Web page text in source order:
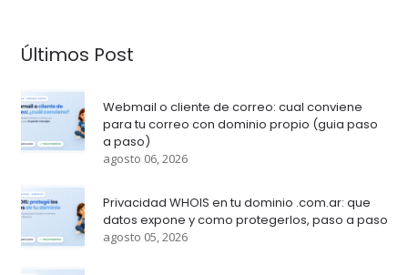
Últimos Post
Webmail o cliente de correo: cual conviene
para tu correo con dominio propio (guia paso
a paso)
agosto 06, 2026
Privacidad WHOIS en tu dominio .com.ar: que
datos expone y como protegerlos, paso a paso
agosto 05, 2026